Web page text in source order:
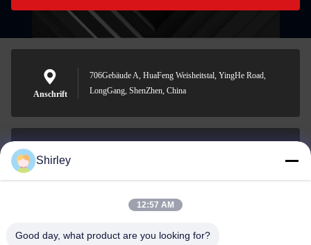
Anschrift
706Gebäude A, HuaFeng Weisheitstal, YingHe Road,
LongGang, ShenZhen, China
E-Mail-Adresse
0086-18148506772
Shirley
12:57 AM
Good day, what product are you looking for?